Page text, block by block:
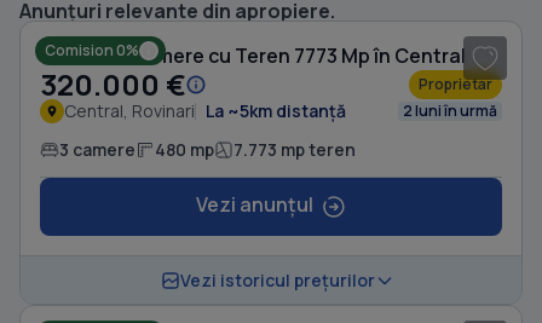
Anunțuri relevante din apropiere.
Comision 0%
Casă cu 3 camere cu Teren 7773 Mp în Central
320.000 € Proprietar
Central, Rovinari La ~5km distanță 2 luni în urmă
3 camere 480 mp 7.773 mp teren
Vezi anunțul
Vezi istoricul prețurilor